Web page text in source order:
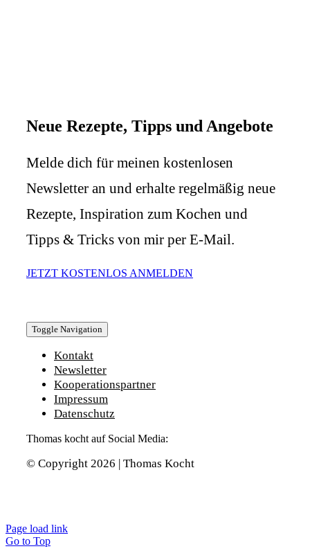
Neue Rezepte, Tipps und Angebote
Melde dich für meinen kostenlosen
Newsletter an und erhalte regelmäßig neue
Rezepte, Inspiration zum Kochen und
Tipps & Tricks von mir per E-Mail.
JETZT KOSTENLOS ANMELDEN
Toggle Navigation
Kontakt
Newsletter
Kooperationspartner
Impressum
Datenschutz
Thomas kocht auf Social Media:
© Copyright 2026 | Thomas Kocht
Page load link
Go to Top